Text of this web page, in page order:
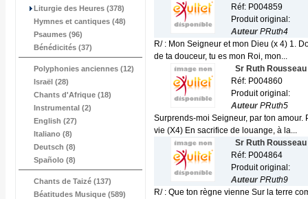
Liturgie des Heures (378)
Hymnes et cantiques (48)
Psaumes (96)
Bénédicités (37)
Polyphonies anciennes (12)
Israël (28)
Chants d'Afrique (18)
Instrumental (2)
English (27)
Italiano (8)
Deutsch (8)
Spañolo (8)
Chants de Taizé (137)
Béatitudes Musique (589)
Réf: P004859
Produit original:
AuteurPRuth4
R/ : Mon Seigneur et mon Dieu (x 4) 1.
de ta douceur, tu es mon Roi, mon...
Sr Ruth Rousseau
Réf: P004860
Produit original:
AuteurPRuth5
Surprends-moi Seigneur, par ton
vie (X4) En sacrifice de louange, à la...
Sr Ruth Rousseau
Réf: P004864
Produit original:
AuteurPRuth9
R/ : Que ton règne vienne Sur la terre